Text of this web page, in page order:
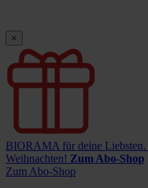
×
BIORAMA für deine Liebsten.
Weihnachten! Zum Abo-Shop
Zum Abo-Shop